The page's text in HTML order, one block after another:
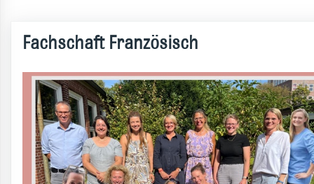
Fachschaft Französisch